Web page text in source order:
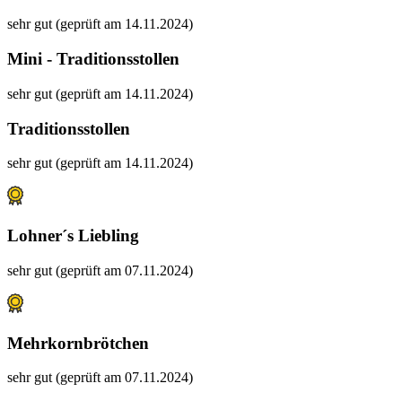
sehr gut (geprüft am 14.11.2024)
Mini - Traditionsstollen
sehr gut (geprüft am 14.11.2024)
Traditionsstollen
sehr gut (geprüft am 14.11.2024)
Lohner´s Liebling
sehr gut (geprüft am 07.11.2024)
Mehrkornbrötchen
sehr gut (geprüft am 07.11.2024)